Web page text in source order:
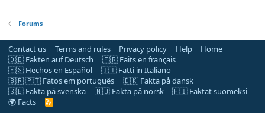
Forums
Contact us Terms and rules Privacy policy Help
Home
🇩🇪 Fakten auf Deutsch
🇫🇷 Faits en français
🇪🇸 Hechos en Español
🇮🇹 Fatti in Italiano
🇧🇷 🇵🇹 Fatos em português
🇩🇰 Fakta på dansk
🇸🇪 Fakta på svenska
🇳🇴 Fakta på norsk
🇫🇮 Faktat suomeksi
🌍 Facts
R